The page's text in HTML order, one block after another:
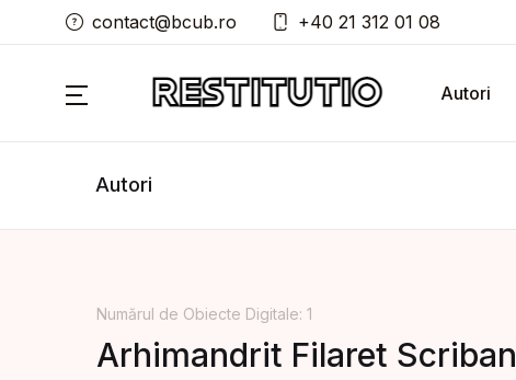
contact@bcub.ro +40 21 312 01 08
Autori
Autori
Numărul de Obiecte Digitale: 1
Arhimandrit Filaret Scriban